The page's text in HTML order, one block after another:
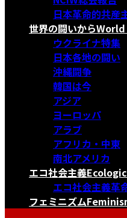
日本革命的共産
世界の闘いから
ウクライナ特集
日本各地の闘い
沖縄闘争
韓国は今
アジア
ヨーロッパ
アラブ
アフリカ・中東
南北アメリカ
エコ社会主義
エコ社会主義革
フェミニズム